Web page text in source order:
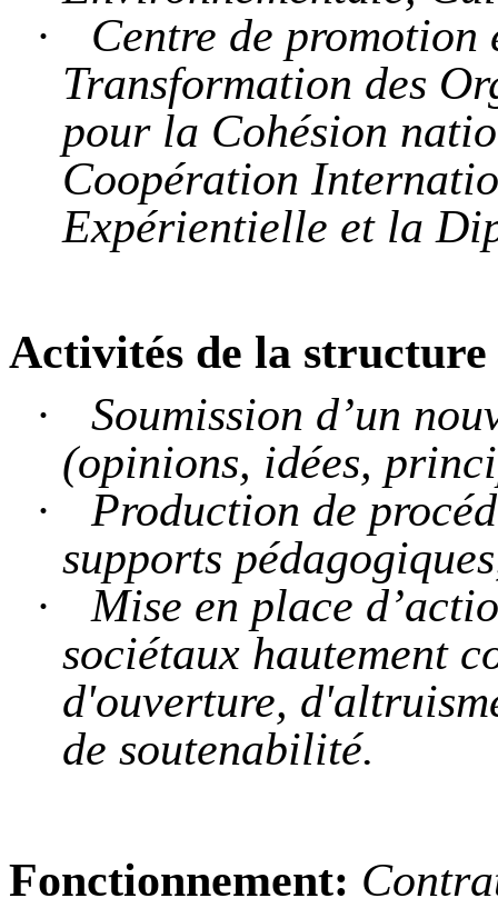
·
Centre de
Transformation des
pour la Cohésion
Coopération
Expérientielle et la
Activités de la
·
Soumission d’un
(opinions, idées,
·
Production de
supports
·
Mise en place
sociétaux hautement
d'ouverture,
de soutenabilité.
Fonctionnement: